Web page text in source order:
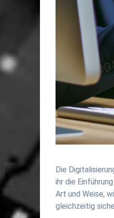
Die
ihr die
Art und Weise,
gleichzeitig